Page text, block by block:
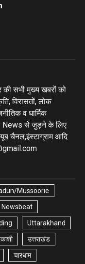
की सभी मुख्य खबरों को
विरासतों, लोक
व धार्मिक
News से जुड़ने के लिए
चैनल,इंस्टाग्राम आदि
Mussoorie
Newsbeat
Uttarakhand
उत्तराखंड
चारधाम